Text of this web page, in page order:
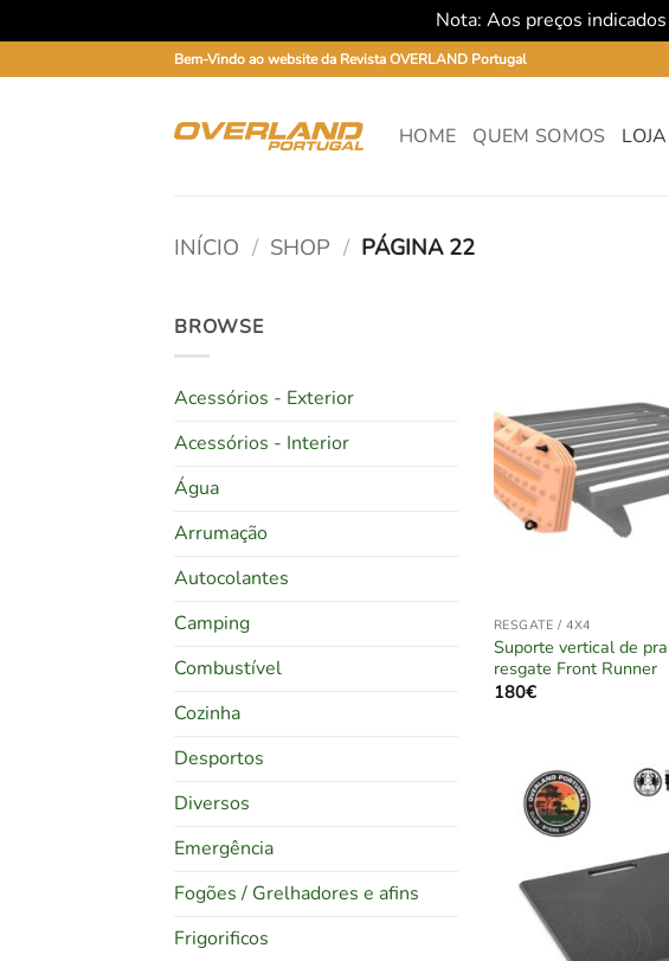
Nota: Aos preços
to
Bem-Vindo ao website da Revista OVERLAND Portugal
HOME QUEM SOMOS LOJA
INÍCIO / SHOP / PÁGINA 22
BROWSE
Acessórios - Exterior
Acessórios - Interior
Água
Arrumação
Autocolantes
Camping
Combustível
Cozinha
Desportos
Diversos
Emergência
Fogões / Grelhadores e afins
Frigorificos
RESGATE / 4X4
Suporte vertical de
resgate Front Runner
180€